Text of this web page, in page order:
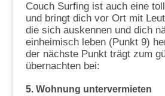
Couch Surfing ist auch eine
und bringt dich vor Ort mit
die sich auskennen und dich
einheimisch leben (Punkt 9)
der nächste Punkt trägt zum
übernachten bei:
5. Wohnung untervermieten